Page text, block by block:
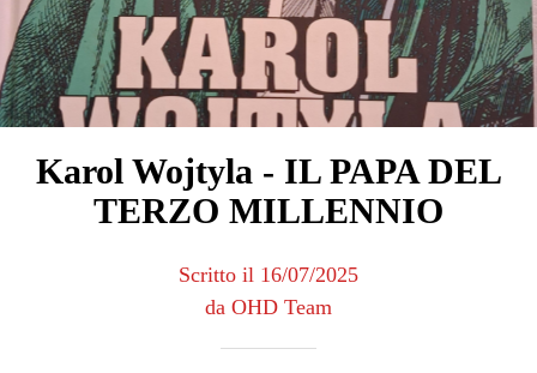
Karol Wojtyla - IL PAPA DEL
TERZO MILLENNIO
Scritto il 16/07/2025
da OHD Team